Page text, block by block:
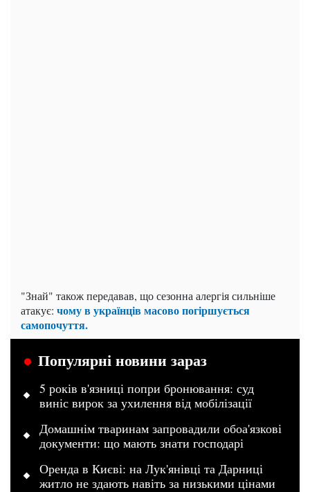
"Знай" також передавав, що сезонна алергія сильніше
атакує: чому в українців масово погіршується
самопочуття.
Популярні новини зараз
5 років в'язниці попри бронювання: суд
виніс вирок за ухилення від мобілізації
Домашнім тваринам запровадили обоа'язкові
документи: що мають знати господарі
Оренда в Києві: на Лук'янівці та Дарниці
житло не здають навіть за низькими цінами